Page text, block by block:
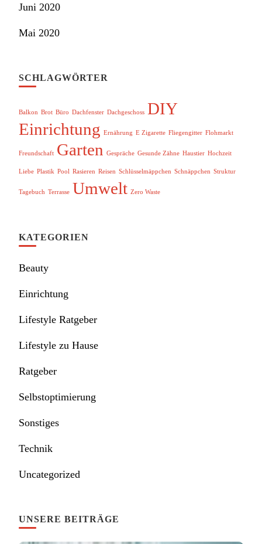
Juni 2020
Mai 2020
SCHLAGWÖRTER
Balkon Brot Büro Dachfenster Dachgeschoss DIY
Einrichtung Ernährung E Zigarette Fliegengitter Flohmarkt
Freundschaft Garten Gespräche Gesunde Zähne Haustier Hochzeit
Liebe Plastik Pool Rasieren Reisen Schlüsselmäppchen Schnäppchen Struktur
Tagebuch Terrasse Umwelt Zero Waste
KATEGORIEN
Beauty
Einrichtung
Lifestyle Ratgeber
Lifestyle zu Hause
Ratgeber
Selbstoptimierung
Sonstiges
Technik
Uncategorized
UNSERE BEITRÄGE